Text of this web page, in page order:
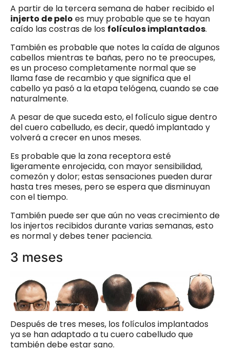
A partir de la tercera semana de haber recibido el
injerto de pelo es muy probable que se te hayan
caído las costras de los folículos implantados.
También es probable que notes la caída de algunos
cabellos mientras te bañas, pero no te preocupes,
es un proceso completamente normal que se
llama fase de recambio y que significa que el
cabello ya pasó a la etapa telógena, cuando se cae
naturalmente.
A pesar de que suceda esto, el folículo sigue dentro
del cuero cabelludo, es decir, quedó implantado y
volverá a crecer en unos meses.
Es probable que la zona receptora esté
ligeramente enrojecida, con mayor sensibilidad,
comezón y dolor; estas sensaciones pueden durar
hasta tres meses, pero se espera que disminuyan
con el tiempo.
También puede ser que aún no veas crecimiento de
los injertos recibidos durante varias semanas, esto
es normal y debes tener paciencia.
3 meses
Después de tres meses, los folículos implantados
ya se han adaptado a tu cuero cabelludo que
también debe estar sano.